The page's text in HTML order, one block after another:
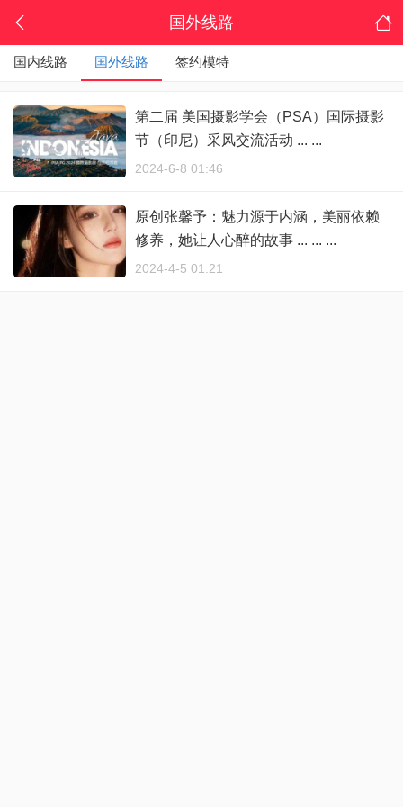
国外线路
国内线路 国外线路 签约模特
第二届 美国摄影学会（PSA）国际摄影
节（印尼）采风交流活动 ... ...
2024-6-8 01:46
原创张馨予：魅力源于内涵，美丽依赖
修养，她让人心醉的故事 ... ... ...
2024-4-5 01:21